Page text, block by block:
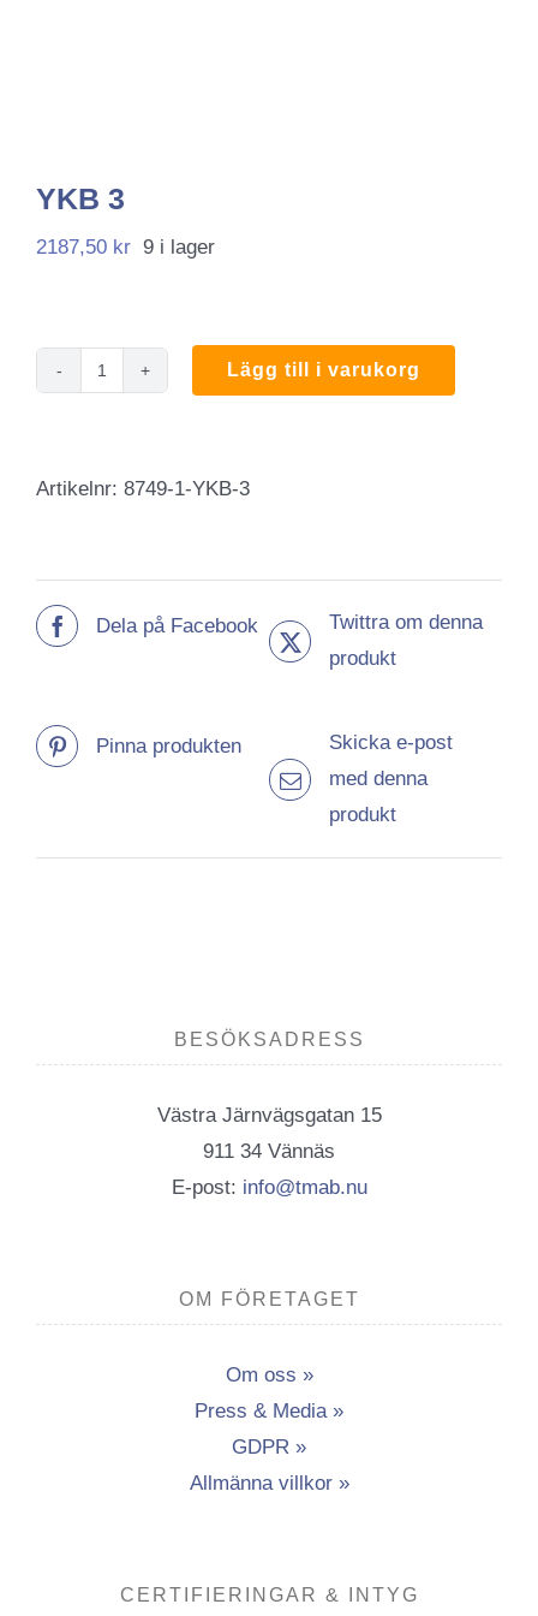
YKB 3
2187,50 kr 9 i lager
Lägg till i varukorg
Artikelnr: 8749-1-YKB-3
Dela på Facebook
Twittra om denna
produkt
Pinna produkten
Skicka e-post
med denna
produkt
BESÖKSADRESS
Västra Järnvägsgatan 15
911 34 Vännäs
E-post: info@tmab.nu
OM FÖRETAGET
Om oss »
Press & Media »
GDPR »
Allmänna villkor »
CERTIFIERINGAR & INTYG